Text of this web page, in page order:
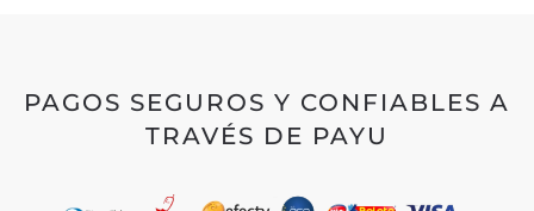
PAGOS SEGUROS Y CONFIABLES A
TRAVÉS DE PAYU